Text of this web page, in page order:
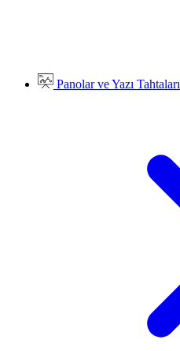
Panolar ve Yazı Tahtaları